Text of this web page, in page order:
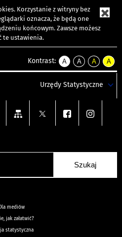
. Korzystanie z witryny bez
oznacza, że będą one
końcowym. Zawsze możesz
te ustawienia.
Kontrast:
A
kontrast
A
kontrast
tekst
czarnym
A
kontrast
tekst
czarnym
A
tekst
żółtym
Urzędy Statystyczne
Dla mediów
jak załatwić?
statystyczna